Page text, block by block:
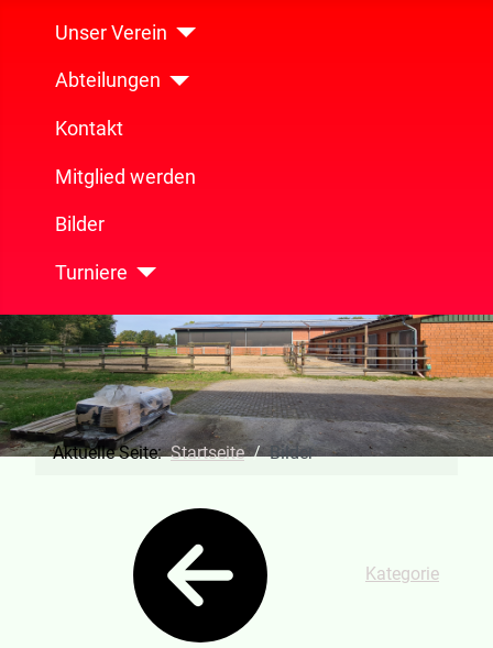
Unser Verein
Abteilungen
Kontakt
Mitglied werden
Bilder
Turniere
Aktuelle Seite:Startseite Bilder
Kategorie